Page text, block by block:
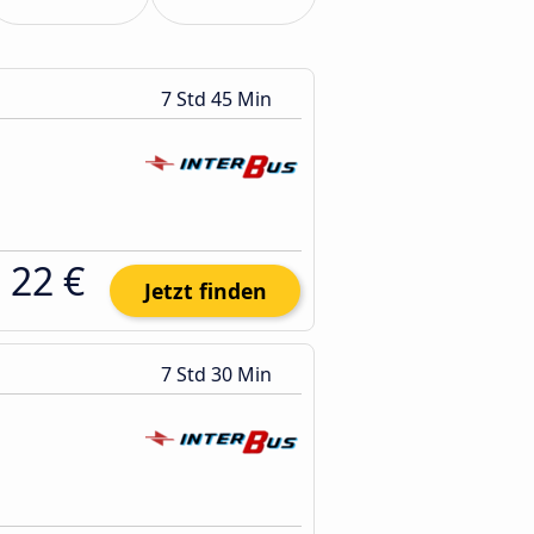
7 Std 45 Min
22 € Jetzt finden
7 Std 30 Min